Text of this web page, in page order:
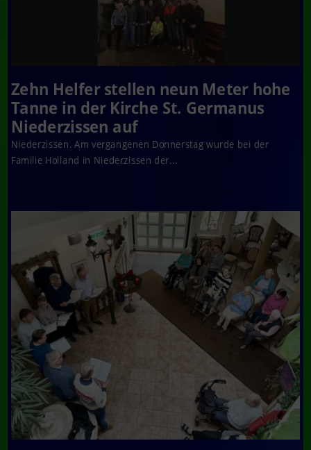
Zehn Helfer stellen neun Meter hohe
Tanne in der Kirche St. Germanus
Niederzissen auf
Niederzissen. Am vergangenen Donnerstag wurde bei der
Familie Holland in Niederzissen der...